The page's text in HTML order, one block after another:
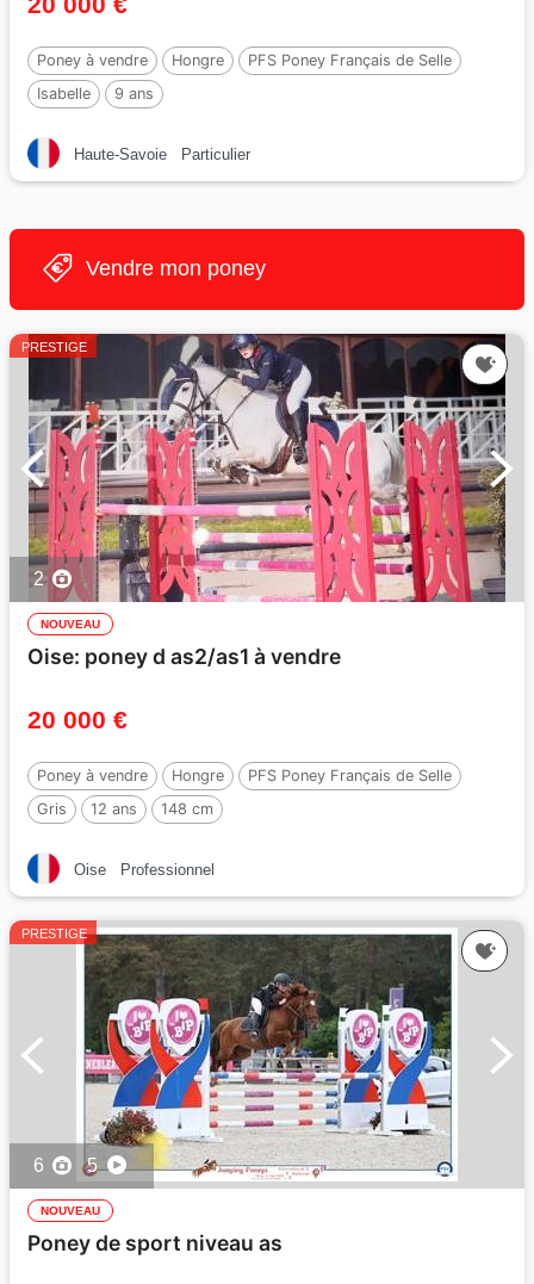
Poney à vendre Hongre
PFS Poney Français de Selle
Isabelle
9 ans
Haute-Savoie Particulier
Vendre mon poney
PRESTIGE
2
NOUVEAU
Oise: poney d as2/as1 à vendre
20 000 €
Poney à vendre Hongre
PFS Poney Français de Selle
Gris
12 ans 148 cm
Oise Professionnel
PRESTIGE
6 5
NOUVEAU
Poney de sport niveau as